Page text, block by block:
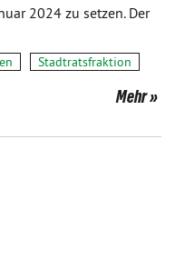
2024 zu setzen. Der
Stadtratsfraktion
Mehr